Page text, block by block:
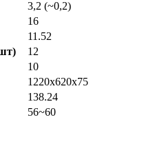
3,2 (~0,2)
16
11.52
12
10
1220x620x75
138.24
56~60